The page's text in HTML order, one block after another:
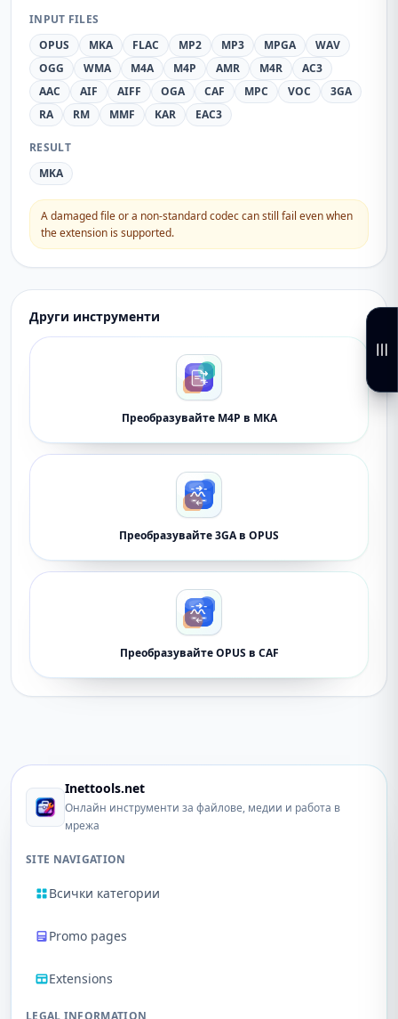
INPUT FILES
OPUS
MKA FLAC MP2 MP3 MPGA
WAV
OGG
WMA M4A M4P AMR M4R
AC3
AAC
AIF AIFF OGA CAF MPC VOC
3GA
RA
RM MMF KAR EAC3
RESULT
MKA
A damaged file or a non-standard codec can still fail even when
the extension is supported.
Други инструменти
Преобразувайте M4P в MKA
Преобразувайте 3GA в OPUS
Преобразувайте OPUS в CAF
Inettools.net
Онлайн инструменти за файлове, медии и работа в
мрежа
SITE NAVIGATION
Всички категории
Promo pages
Extensions
LEGAL INFORMATION